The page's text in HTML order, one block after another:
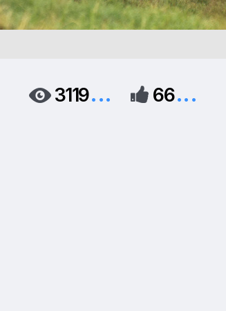
3119...  66...